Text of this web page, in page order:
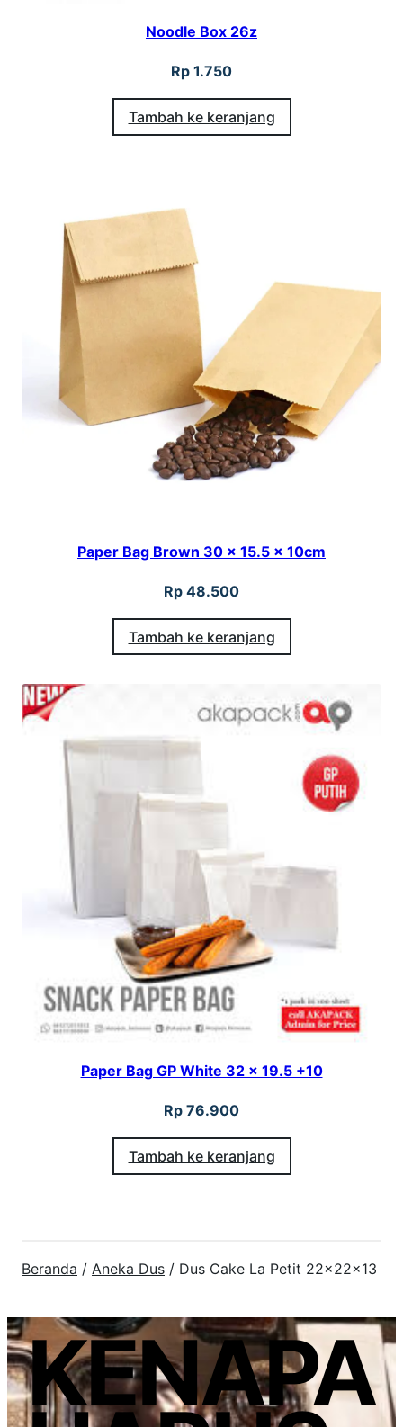
Noodle Box 26z
Rp 1.750
Tambah ke keranjang
Paper Bag Brown 30 x 15.5 x 10cm
Rp 48.500
Tambah ke keranjang
Paper Bag GP White 32 x 19.5 +10
Rp 76.900
Tambah ke keranjang
Beranda / Aneka Dus / Dus Cake La Petit 22x22x13
KENAPA